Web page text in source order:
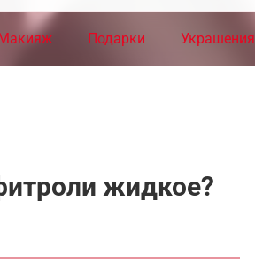
Подарки Украшения
жидкое?